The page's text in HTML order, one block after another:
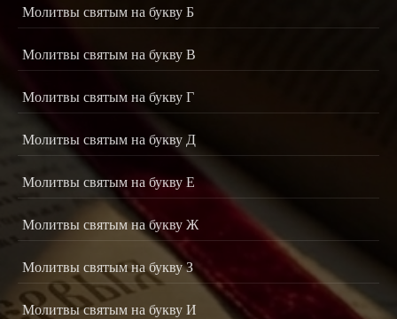
Молитвы святым на букву Б
Молитвы святым на букву В
Молитвы святым на букву Г
Молитвы святым на букву Д
Молитвы святым на букву Е
Молитвы святым на букву Ж
Молитвы святым на букву З
Молитвы святым на букву И